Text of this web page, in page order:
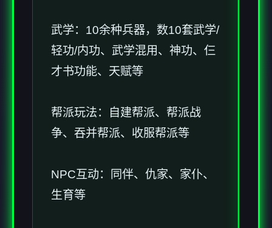
武学：10余种兵器，数10套武学/
轻功/内功、武学混用、神功、仨
才书功能、天赋等
帮派玩法：自建帮派、帮派战
争、吞并帮派、收服帮派等
NPC互动：同伴、仇家、家仆、
生育等